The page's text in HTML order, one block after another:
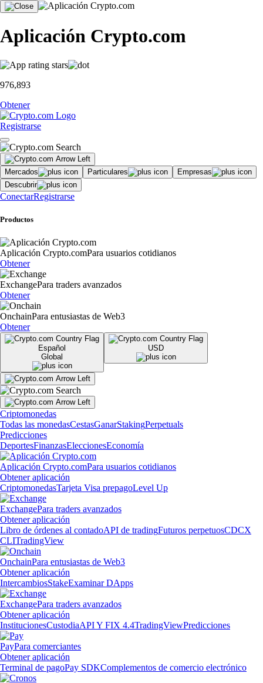
Aplicación Crypto.com
976,893
Obtener
Registrarse
Mercados Particulares
Empresas
Descubrir
ConectarRegistrarse
Productos
Aplicación Crypto.comPara usuarios cotidianos
Obtener
ExchangePara traders avanzados
Obtener
OnchainPara entusiastas de Web3
Obtener
Español
Global
USD
Criptomonedas
Todas las monedasCestasGanarStakingPerpetuals
Predicciones
DeportesFinanzasEleccionesEconomía
Aplicación Crypto.comPara usuarios cotidianos
Obtener aplicación
CriptomonedasTarjeta Visa prepagoLevel Up
ExchangePara traders avanzados
Obtener aplicación
Libro de órdenes al contadoAPI de tradingFuturos perpetuosCDCX
CLITradingView
OnchainPara entusiastas de Web3
Obtener aplicación
IntercambiosStakeExaminar DApps
ExchangePara traders avanzados
Obtener aplicación
InstitucionesCustodiaAPI Y FIX 4.4TradingViewPredicciones
PayPara comerciantes
Obtener aplicación
Terminal de pagoPay SDKComplementos de comercio electrónico